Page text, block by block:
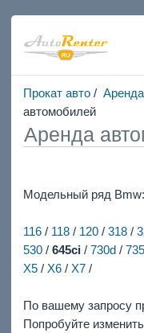
Прокат авто/
автомобилей
Аренда
Модельный ряд Bmw:
116/ 118/ 120/ 318/
530/ 645ci/ 730d/ 735
X5/ X6/ X7/
По вашему запросу
Попробуйте